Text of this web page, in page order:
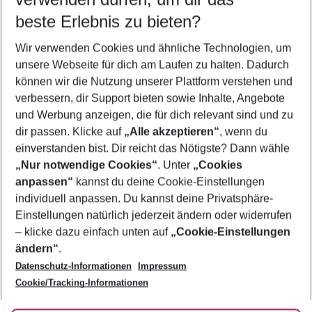
5-8 Nächte
2 Erwachsene Keine Kinder
Mehr Filter anzeigen
Footer
Footer navigation
Über uns
AGB
Bestpreisgarantie
Cookie-Einstellungen ändern
Cookie-Richtlinie
Agenturbetreuung
Barrierefreies Reisen
Folge uns
beste Erlebnis zu bieten?
Wir verwenden Cookies und ähnliche Technologien, um
unsere Webseite für dich am Laufen zu halten. Dadurch
können wir die Nutzung unserer Plattform verstehen und
verbessern, dir Support bieten sowie Inhalte, Angebote
und Werbung anzeigen, die für dich relevant sind und zu
dir passen. Klicke auf „Alle akzeptieren“, wenn du
einverstanden bist. Dir reicht das Nötigste? Dann wähle
„Nur notwendige Cookies“. Unter „Cookies
anpassen“ kannst du deine Cookie-Einstellungen
individuell anpassen. Du kannst deine Privatsphäre-
Einstellungen natürlich jederzeit ändern oder widerrufen
– klicke dazu einfach unten auf „Cookie-Einstellungen
ändern“.
Datenschutz-Informationen
Impressum
Cookie/Tracking-Informationen